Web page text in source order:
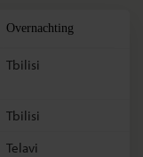
Overnachting
Tbilisi
Tbilisi
Telavi